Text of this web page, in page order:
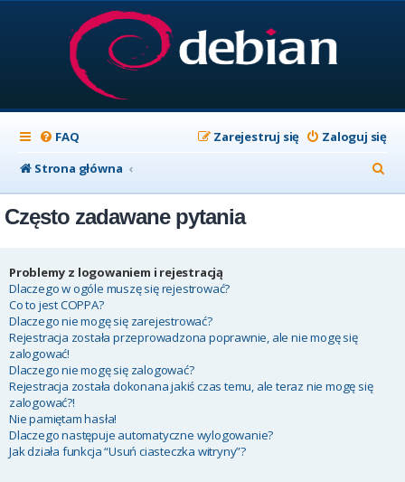
FAQ Zaloguj się
Zarejestruj się
Strona główna
z
Często zadawane pytania
Problemy z logowaniem i rejestracją
Dlaczego w ogóle muszę się rejestrować?
Co to jest COPPA?
Dlaczego nie mogę się zarejestrować?
Rejestracja została przeprowadzona poprawnie, ale nie mogę się
zalogować!
Dlaczego nie mogę się zalogować?
Rejestracja została dokonana jakiś czas temu, ale teraz nie mogę się
zalogować?!
Nie pamiętam hasła!
Dlaczego następuje automatyczne wylogowanie?
Jak działa funkcja “Usuń ciasteczka witryny”?